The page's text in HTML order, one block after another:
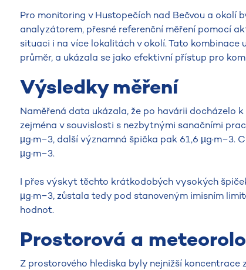
Pro monitoring v Hustopečích nad Bečvou a
analyzátorem, přesné referenční měření pomocí
situaci i na více lokalitách v okolí. Tato
průměr, a ukázala se jako efektivní přístup pro
Výsledky měření
Naměřená data ukázala, že po havárii docházelo
zejména v souvislosti s nezbytnými sanačními
µg·m−3, další významná špička pak 61,6
µg·m−3.
I přes výskyt těchto krátkodobých vysokých
µg·m−3, zůstala tedy pod stanoveným imisním
hodnot.
Prostorová a
Z prostorového hlediska byly nejnižší